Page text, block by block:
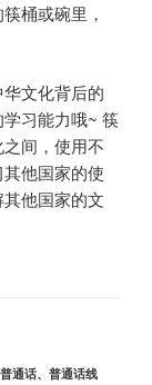
桶或碗里，
文化背后的
学习能力哦~ 筷
间，使用不
他国家的使
他国家的文
普通话、 普通话线